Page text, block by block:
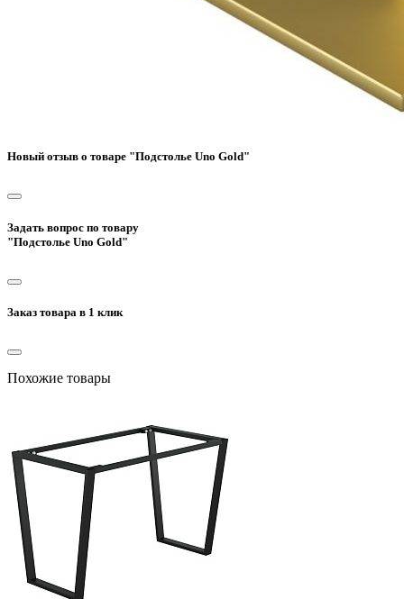
Новый отзыв о товаре "Подстолье Uno Gold"
Задать вопрос по товару
"Подстолье Uno Gold"
Заказ товара в 1 клик
Похожие товары